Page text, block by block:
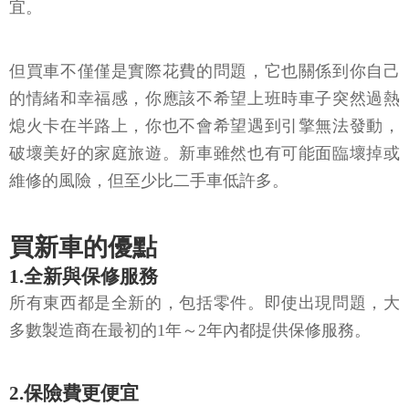
宜。
但買車不僅僅是實際花費的問題，它也關係到你自己
的情緒和幸福感，你應該不希望上班時車子突然過熱
熄火卡在半路上，你也不會希望遇到引擎無法發動，
破壞美好的家庭旅遊。新車雖然也有可能面臨壞掉或
維修的風險，但至少比二手車低許多。
買新車的優點
1.全新與保修服務
所有東西都是全新的，包括零件。即使出現問題，大
多數製造商在最初的1年～2年內都提供保修服務。
2.保險費更便宜